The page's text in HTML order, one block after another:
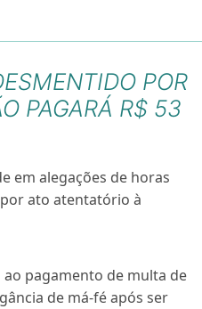
POR
PAGARÁ R$ 53
em alegações de horas
ato atentatório à
pagamento de multa de
de má-fé após ser